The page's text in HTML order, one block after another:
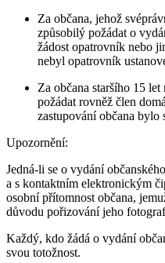
Za občana, jehož
způsobilý požádat o
žádost opatrovník nebo
nebyl opatrovník
Za občana staršího 15
požádat rovněž člen
zastupování občana bylo
Upozornění:
Jedná-li se o vydání
a s kontaktním elektronickým
osobní přítomnost občana,
důvodu pořizování jeho
Každý, kdo žádá o vydání
svou totožnost.